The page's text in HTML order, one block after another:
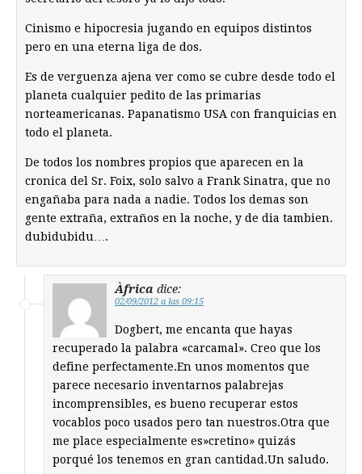
Cinismo e hipocresia jugando en equipos distintos
pero en una eterna liga de dos.
Es de verguenza ajena ver como se cubre desde todo el
planeta cualquier pedito de las primarias
norteamericanas. Papanatismo USA con franquicias en
todo el planeta.
De todos los nombres propios que aparecen en la
cronica del Sr. Foix, solo salvo a Frank Sinatra, que no
engañaba para nada a nadie. Todos los demas son
gente extraña, extraños en la noche, y de dia tambien.
dubidubidu….
Àfrica dice:
02/09/2012 a las 09:15
Dogbert, me encanta que hayas
recuperado la palabra «carcamal». Creo que los
define perfectamente.En unos momentos que
parece necesario inventarnos palabrejas
incomprensibles, es bueno recuperar estos
vocablos poco usados pero tan nuestros.Otra que
me place especialmente es»cretino» quizás
porqué los tenemos en gran cantidad.Un saludo.